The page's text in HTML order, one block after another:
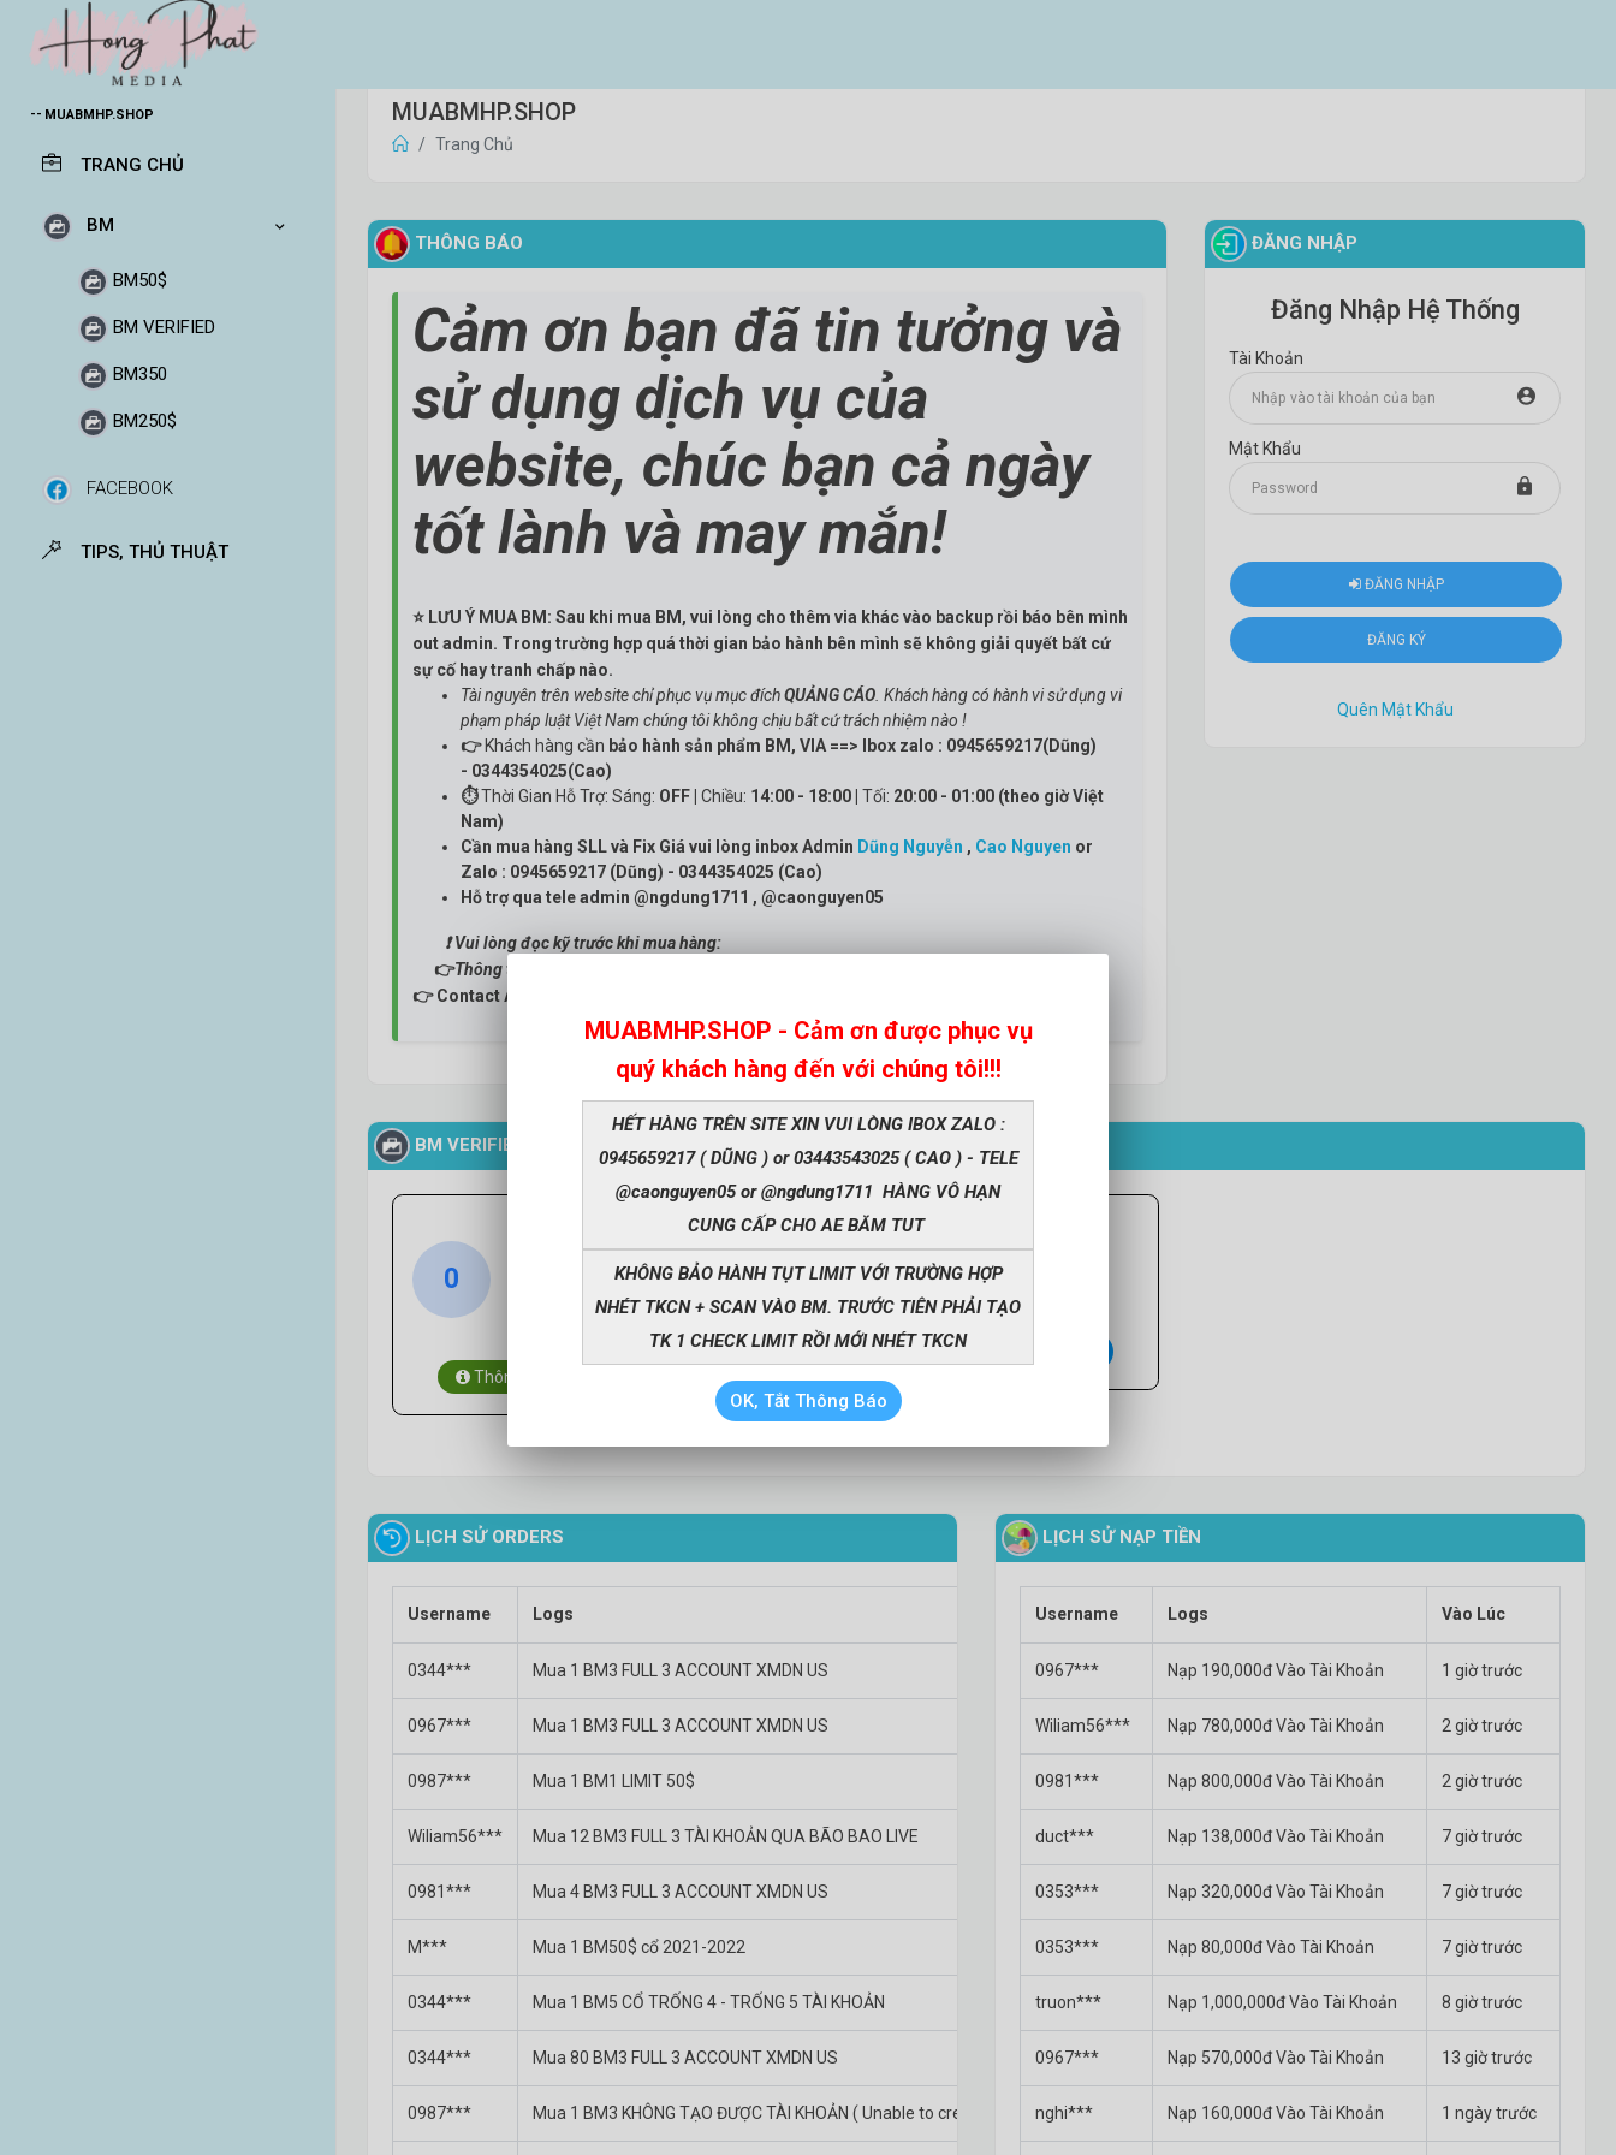
MUABMHP.SHOP
TRANG CHỦ
BM
BM50$
BM VERIFIED
BM350
BM250$
FACEBOOK
TIPS, THỦ THUẬT
MUABMHP.SHOP
Trang Chủ
THÔNG BÁO
Cảm ơn bạn đã tin tưởng và
sử dụng dịch vụ của
website, chúc bạn cả ngày
tốt lành và may mắn!
⭐ LƯU Ý MUA BM: Sau khi mua BM, vui lòng cho thêm via khác vào backup rồi báo bên mình
out admin. Trong trường hợp quá thời gian bảo hành bên mình sẽ không giải quyết bất cứ
sự cố hay tranh chấp nào.
Tài nguyên trên website chỉ phục vụ mục đíchQUẢNG CÁO . Khách hàng có hành vi sử dụng vi
phạm pháp luật Việt Nam chúng tôi không chịu bất cứ trách nhiệm nào !
👉 Khách hàng cần bảo hành sản phẩm BM, VIA ==> Ibox zalo : 0945659217(Dũng)
- 0344354025(Cao)
⏱Thời Gian Hỗ Trợ: Sáng: OFF | Chiều: 14:00 - 18:00 | Tối: 20:00 - 01:00 (theo giờ Việt
Nam)
Cần mua hàng SLL và Fix Giá vui lòng inbox Admin Dũng Nguyễn , Cao Nguyen or
Zalo : 0945659217 (Dũng) - 0344354025 (Cao)
Hỗ trợ qua tele admin @ngdung1711 , @caonguyen05
❗ Vui lòng đọc kỹ trước khi mua hàng:
👉Thông tin bảo hành tại mỗi sản phẩm.
👉 Contact Admin whatsapp: +84344354025
ĐĂNG NHẬP
Đăng Nhập Hệ Thống
Tài Khoản
Mật Khẩu
ĐĂNG NHẬP
ĐĂNG KÝ
Quên Mật Khẩu
BM VERIFIED
SO HOT
0
BM3 FULL 3 ACCOUNT
XMDN US
» 200,000Đ
BM3 FULL 3 ACCOUNTS
Thông Tin
15
BM1 LIMIT 50$ VERIFIED
200,000Đ
BM1 LIMIT 50$ VERIFIED (
HAS 1 ACCOUNT )
Thông Tin
LỊCH SỬ ORDERS
Username Logs
0344*** Mua 1 BM3 FULL 3 ACCOUNT XMDN US 200,000đ 50 phút trước
0967*** Mua 1 BM3 FULL 3 ACCOUNT XMDN US 200,000đ 1 giờ trước
0987*** Mua 1 BM1 LIMIT 50$ 27,000đ 1 giờ trước
Wiliam56*** Mua 12 BM3 FULL 3 TÀI KHOẢN QUA BÃO BAO LIVE 840,000đ 2 giờ trước
0981*** Mua 4 BM3 FULL 3 ACCOUNT XMDN US 800,000đ 2 giờ trước
M*** Mua 1 BM50$ cổ 2021-2022 105,555đ 3 giờ trước
0344*** Mua 1 BM5 CỔ TRỐNG 4 - TRỐNG 5 TÀI KHOẢN 2,300,000đ 4 giờ trước
0344*** Mua 80 BM3 FULL 3 ACCOUNT XMDN US 16,000,000đ 4 giờ trước
0987*** Mua 1 BM3 KHÔNG TẠO ĐƯỢC TÀI KHOẢN ( Unable to create a BM3 account ) 18,000đ 4 giờ trước
LỊCH SỬ NẠP TIỀN
Username Logs Vào Lúc
0967*** Nạp 190,000đ Vào Tài Khoản 1 giờ trước
Wiliam56*** Nạp 780,000đ Vào Tài Khoản 2 giờ trước
0981*** Nạp 800,000đ Vào Tài Khoản 2 giờ trước
duct*** Nạp 138,000đ Vào Tài Khoản 7 giờ trước
0353*** Nạp 320,000đ Vào Tài Khoản 7 giờ trước
0353*** Nạp 80,000đ Vào Tài Khoản 7 giờ trước
truon*** Nạp 1,000,000đ Vào Tài Khoản 8 giờ trước
0967*** Nạp 570,000đ Vào Tài Khoản 13 giờ trước
nghi*** Nạp 160,000đ Vào Tài Khoản 1 ngày trước
MUABMHP.SHOP - Cảm ơn được phục vụ
quý khách hàng đến với chúng tôi!!!
HẾT HÀNG TRÊN SITE XIN VUI LÒNG IBOX ZALO :
0945659217 ( DŨNG ) or 03443543025 ( CAO ) - TELE
@caonguyen05 or @ngdung1711 HÀNG VÔ HẠN
CUNG CẤP CHO AE BĂM TUT
KHÔNG BẢO HÀNH TỤT LIMIT VỚI TRƯỜNG HỢP
NHÉT TKCN + SCAN VÀO BM. TRƯỚC TIÊN PHẢI TẠO
TK 1 CHECK LIMIT RỒI MỚI NHÉT TKCN
OK, Tắt Thông Báo